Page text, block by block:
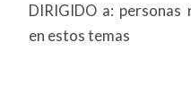
DIRIGIDO a: personas
en estos temas